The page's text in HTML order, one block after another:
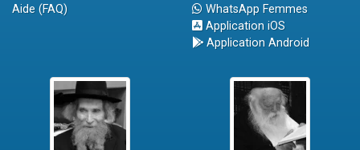
Aide (FAQ)
WhatsApp Femmes
Application iOS
Application Android